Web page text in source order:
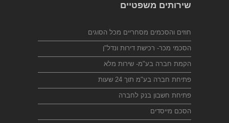
שירותים משפטיים
חוזים והסכמים מסחריים מכל הסוגים
הסכמי מכר- רכישת דירות ונדל"ן
הקמת חברה בע"מ- שירות מלא
פתיחת חברה בע"מ תוך 24 שעות
פתיחת חשבון בנק לחברה
הסכם מייסדים